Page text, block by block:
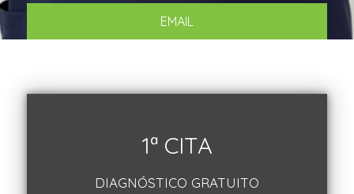
EMAIL
1ª CITA
DIAGNÓSTICO GRATUITO